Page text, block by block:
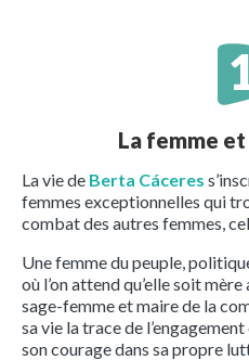
La femme
La vie de Berta Cáceres
femmes exceptionnelles qui
combat des autres femmes,
Une femme du peuple,
où l’on attend qu’elle soit
sage-femme et maire de la
sa vie la trace de
son courage dans sa propre